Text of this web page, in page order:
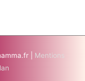
| Mentions